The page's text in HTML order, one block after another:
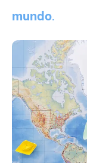
mundo.